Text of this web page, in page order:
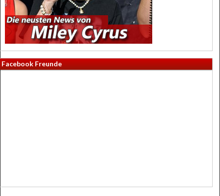
Facebook Freunde